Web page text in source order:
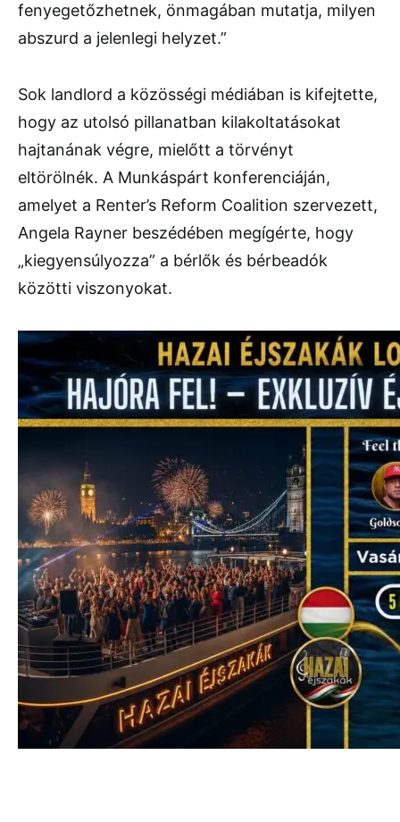
fenyegetőzhetnek, önmagában mutatja, milyen
abszurd a jelenlegi helyzet.”
Sok landlord a közösségi médiában is kifejtette,
hogy az utolsó pillanatban kilakoltatásokat
hajtanának végre, mielőtt a törvényt
eltörölnék. A Munkáspárt konferenciáján,
amelyet a Renter’s Reform Coalition szervezett,
Angela Rayner beszédében megígérte, hogy
„kiegyensúlyozza” a bérlők és bérbeadók
közötti viszonyokat.